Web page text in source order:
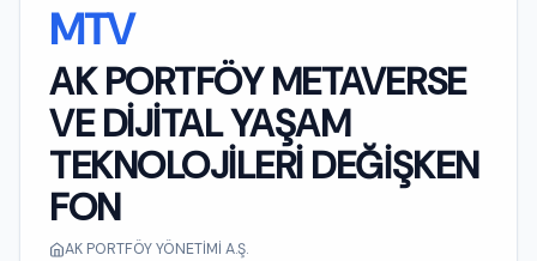
MTV
AK PORTFÖY METAVERSE
VE DİJİTAL YAŞAM
TEKNOLOJİLERİ DEĞİŞKEN
FON
AK PORTFÖY YÖNETİMİ A.Ş.